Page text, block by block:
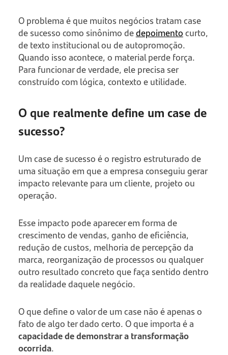
O problema é que muitos negócios tratam case
de sucesso como sinônimo dedepoimentocurto,
de texto institucional ou de autopromoção.
Quando isso acontece, o material perde força.
Para funcionar de verdade, ele precisa ser
construído com lógica, contexto e utilidade.
O que realmente define um case de
sucesso?
Um case de sucesso é o registro estruturado de
uma situação em que a empresa conseguiu gerar
impacto relevante para um cliente, projeto ou
operação.
Esse impacto pode aparecer em forma de
crescimento de vendas, ganho de eficiência,
redução de custos, melhoria de percepção da
marca, reorganização de processos ou qualquer
outro resultado concreto que faça sentido dentro
da realidade daquele negócio.
O que define o valor de um case não é apenas o
fato de algo ter dado certo. O que importa é a
capacidade de demonstrar a transformação
ocorrida.